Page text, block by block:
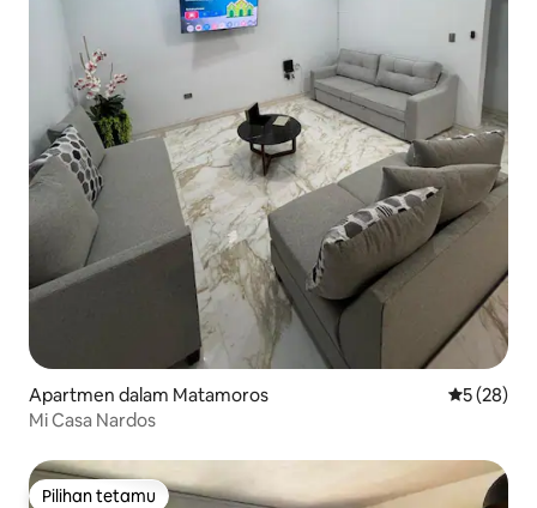
Apartmen dalam Matamoros Penarafan
5 (28)
Mi Casa Nardos
Pilihan tetamu